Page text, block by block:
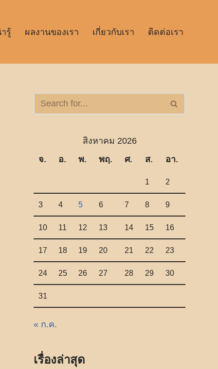
รู้ ผลงานของเรา เกี่ยวกับเรา ติดต่อเรา
สิงหาคม 2026
จ. อ. พ. พฤ. ศ. ส. อา.
1 2
3 4 5 6 7 8 9
10 11 12 13 14 15 16
17 18 19 20 21 22 23
24 25 26 27 28 29 30
31
« ก.ค.
เรื่องล่าสุด